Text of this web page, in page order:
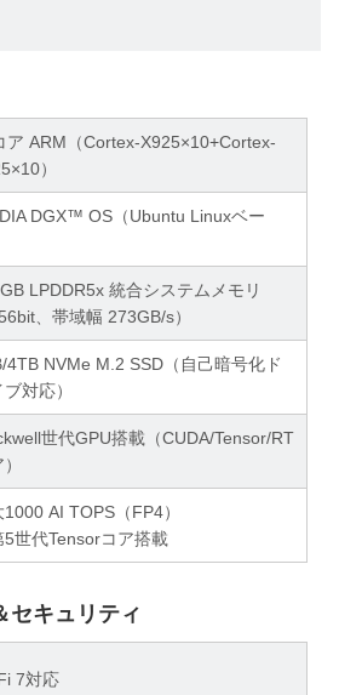
ア ARM（Cortex-X925×10+Cortex-
）
DGX™ OS（Ubuntu Linuxベー
LPDDR5x 統合システムメモリ
、帯域幅 273GB/s）
4TB NVMe M.2 SSD（自己暗号化ド
対応）
世代GPU搭載（CUDA/Tensor/RT
1000 AI TOPS（FP4）
世代Tensorコア搭載
セキュリティ
7対応